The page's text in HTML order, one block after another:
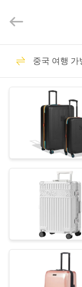
제
리
여
Group
Limited.
Reserved.
에바
에바
중국 여행 가